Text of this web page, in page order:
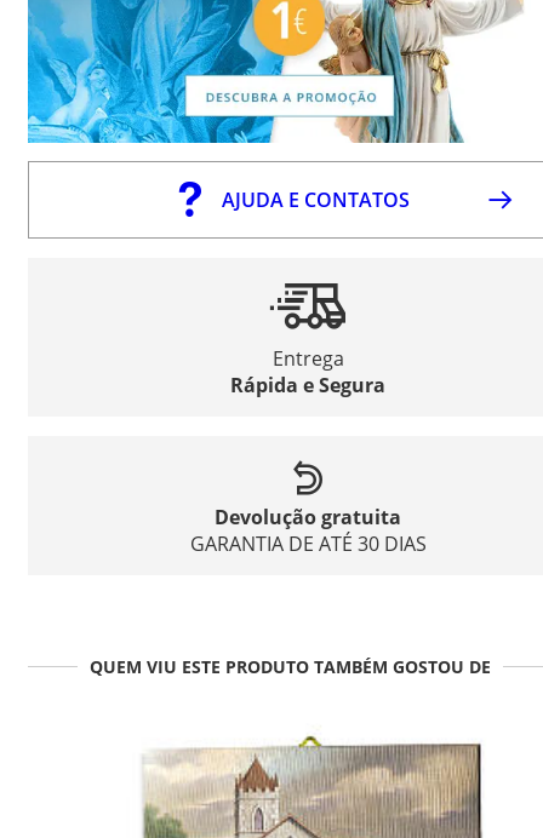
AJUDA E CONTATOS
Entrega
Rápida e Segura
Devolução gratuita
GARANTIA DE ATÉ 30 DIAS
QUEM VIU ESTE PRODUTO TAMBÉM GOSTOU DE